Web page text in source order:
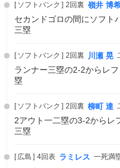
ソフトバンク 2回裏 嶺井 博
セカンドゴロの間にソフト
三塁
ソフトバンク 2回裏 川瀬 晃
ランナー三塁の2-2からレ
塁
ソフトバンク 2回裏 柳町 達
2アウト一二塁の3-2からレ
三塁
広島 4回表 ラミレス 一死満